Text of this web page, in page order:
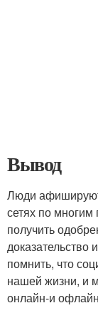
Вывод
Люди
сетях по
получить
помнить, что
нашей жизни, и
онлайн-и